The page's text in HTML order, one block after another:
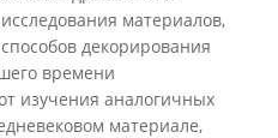
материалов,
декорирования
времени
изучения аналогичных
материале,